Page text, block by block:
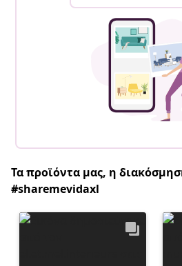
Τα προϊόντα μας, η
#sharemevidaxl